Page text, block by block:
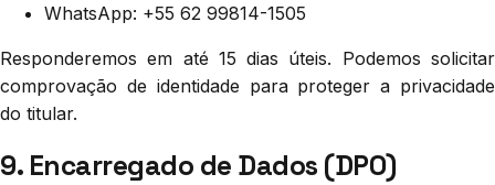
WhatsApp: +55 62 99814-1505
Responderemos em até 15 dias úteis. Podemos solicitar
comprovação de identidade para proteger a privacidade
do titular.
9. Encarregado de Dados (DPO)